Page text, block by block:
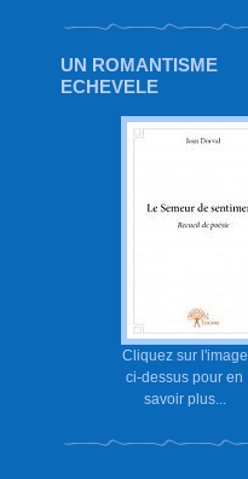
UN ROMANTISME
ECHEVELE
Cliquez sur l'image
ci-dessus pour en
savoir plus...